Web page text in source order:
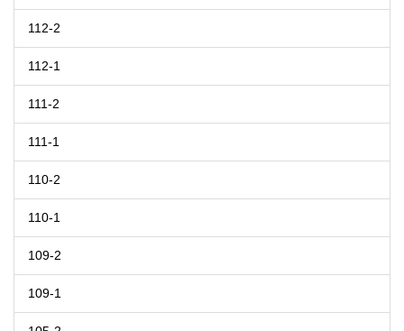
112-2
112-1
111-2
111-1
110-2
110-1
109-2
109-1